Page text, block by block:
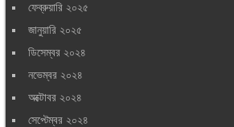
ফেব্রুয়ারি ২০২৫
জানুয়ারি ২০২৫
ডিসেম্বর ২০২৪
নভেম্বর ২০২৪
অক্টোবর ২০২৪
সেপ্টেম্বর ২০২৪